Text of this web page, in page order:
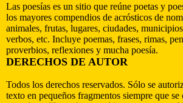
Las poesías es un sitio que reúne poetas y
los mayores compendios de acrósticos de
animales, frutas, lugares, ciudades,
verbos, etc. Incluye poemas, frases, rimas,
proverbios, reflexiones y mucha poesía.
DERECHOS DE AUTOR
Todos los derechos reservados. Sólo se
texto en pequeños fragmentos siempre que se